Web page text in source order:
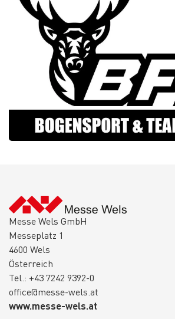
Messe Wels GmbH
Messeplatz 1
4600 Wels
Österreich
Tel.: +43 7242 9392-0
office@messe-wels.at
www.messe-wels.at